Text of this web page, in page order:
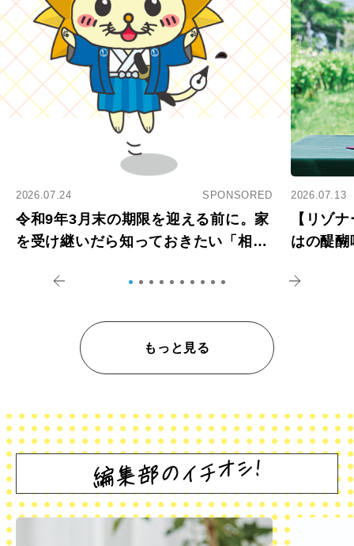
2026.07.24 SPONSORED
令和9年3月末の期限を迎える前に。家
を受け継いだら知っておきたい「相続
2026.07.13
【リゾ
はの醍
もっと見る